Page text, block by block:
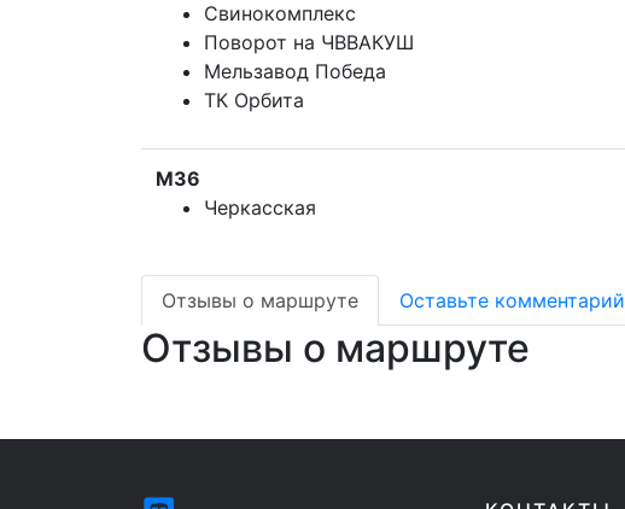
Свинокомплекс
Поворот на ЧВВАКУШ
Мельзавод Победа
ТК Орбита
М36
Черкасская
Отзывы о маршруте Оставьте комментарий
Отзывы о маршруте